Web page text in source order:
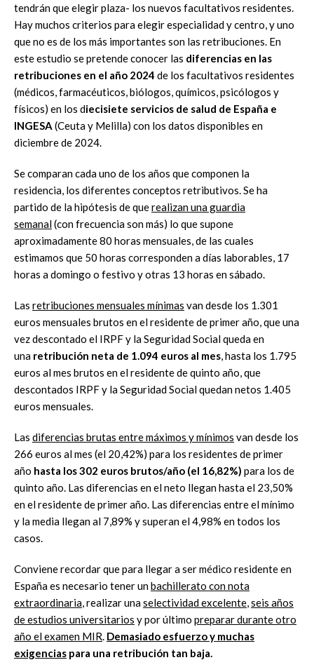
tendrán que elegir plaza- los nuevos facultativos residentes.
Hay muchos criterios para elegir especialidad y centro, y uno
que no es de los más importantes son las retribuciones. En
este estudio se pretende conocer las diferencias en las
retribuciones en el año 2024 de los facultativos residentes
(médicos, farmacéuticos, biólogos, químicos, psicólogos y
físicos) en los diecisiete servicios de salud de España e
INGESA (Ceuta y Melilla) con los datos disponibles en
diciembre de 2024.
Se comparan cada uno de los años que componen la
residencia, los diferentes conceptos retributivos. Se ha
partido de la hipótesis de querealizan una guardia
semanal(con frecuencia son más) lo que supone
aproximadamente 80 horas mensuales, de las cuales
estimamos que 50 horas corresponden a días laborables, 17
horas a domingo o festivo y otras 13 horas en sábado.
Las retribuciones mensuales mínimas van desde los 1.301
euros mensuales brutos en el residente de primer año, que una
vez descontado el IRPF y la Seguridad Social queda en
una retribución neta de 1.094 euros al mes, hasta los 1.795
euros al mes brutos en el residente de quinto año, que
descontados IRPF y la Seguridad Social quedan netos 1.405
euros mensuales.
Las diferencias brutas entre máximos y mínimos van desde los
266 euros al mes (el 20,42%) para los residentes de primer
año hasta los 302 euros brutos/año (el 16,82%) para los de
quinto año. Las diferencias en el neto llegan hasta el 23,50%
en el residente de primer año. Las diferencias entre el mínimo
y la media llegan al 7,89% y superan el 4,98% en todos los
casos.
Conviene recordar que para llegar a ser médico residente en
España es necesario tener unbachillerato con nota
extraordinaria, realizar unaselectividad excelente,seis años
de estudios universitarios y por último preparar durante otro
año el examen MIR. Demasiado esfuerzo y muchas
exigencias para una retribución tan baja.